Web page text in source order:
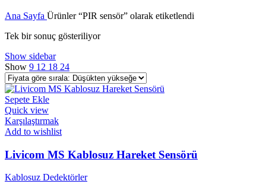
Ana Sayfa Ürünler “PIR sensör” olarak etiketlendi
Tek bir sonuç gösteriliyor
Show sidebar
Show 9 12 18 24
Sepete Ekle
Quick view
Karşılaştırmak
Add to wishlist
Livicom MS Kablosuz Hareket Sensörü
Kablosuz Dedektörler